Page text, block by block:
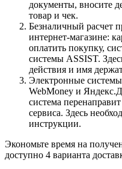
документы, вносите
товар и чек.
Безналичный расчет
интернет-магазине:
оплатить покупку,
системы ASSIST.
действия и имя
Электронные системы
WebMoney и
система
сервиса. Здесь
инструкции.
Экономьте время на
доступно 4 варианта